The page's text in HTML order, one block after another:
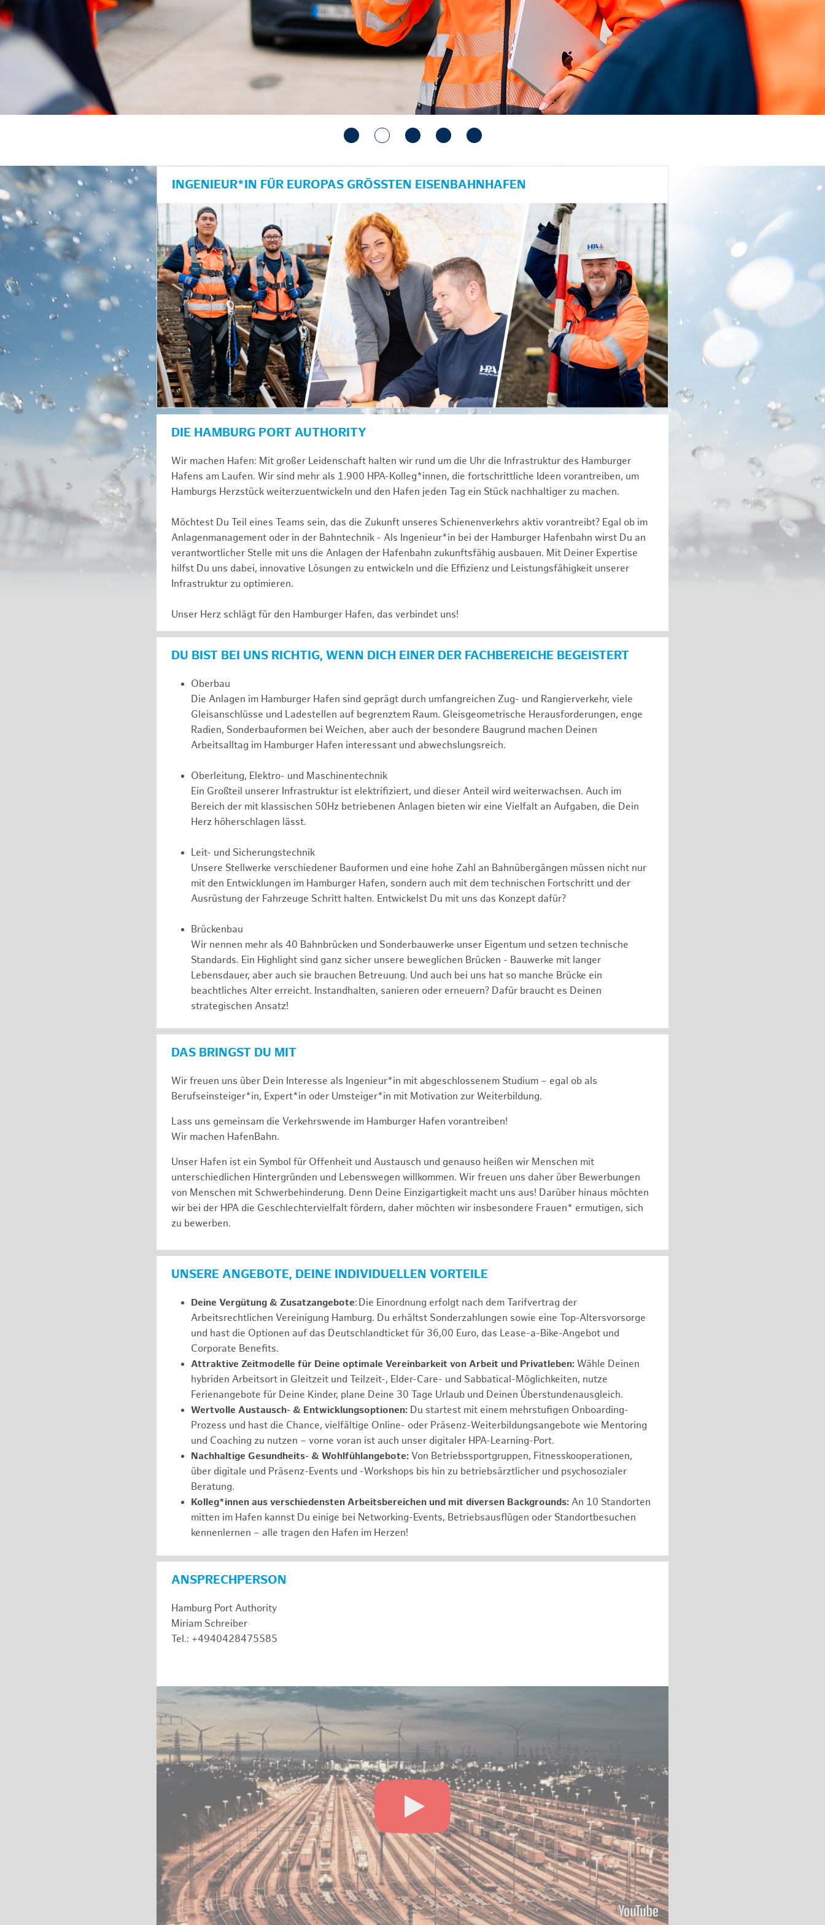
anzeigen/schließen
INGENIEUR*IN FÜR EUROPAS GRÖSSTEN EISENBAHNHAFEN
DIE HAMBURG PORT AUTHORITY
Wir machen Hafen: Mit großer Leidenschaft halten wir rund um die Uhr die Infrastruktur des Hamburger
Hafens am Laufen. Wir sind mehr als 1.900 HPA-Kolleg*innen, die fortschrittliche Ideen vorantreiben, um
Hamburgs Herzstück weiterzuentwickeln und den Hafen jeden Tag ein Stück nachhaltiger zu machen.
Möchtest Du Teil eines Teams sein, das die Zukunft unseres Schienenverkehrs aktiv vorantreibt? Egal ob im
Anlagenmanagement oder in der Bahntechnik - Als Ingenieur*in bei der Hamburger Hafenbahn wirst Du an
verantwortlicher Stelle mit uns die Anlagen der Hafenbahn zukunftsfähig ausbauen. Mit Deiner Expertise
hilfst Du uns dabei, innovative Lösungen zu entwickeln und die Effizienz und Leistungsfähigkeit unserer
Infrastruktur zu optimieren.
Unser Herz schlägt für den Hamburger Hafen, das verbindet uns!
DU BIST BEI UNS RICHTIG, WENN DICH EINER DER FACHBEREICHE BEGEISTERT
Oberbau
Die Anlagen im Hamburger Hafen sind geprägt durch umfangreichen Zug- und Rangierverkehr, viele
Gleisanschlüsse und Ladestellen auf begrenztem Raum. Gleisgeometrische Herausforderungen, enge
Radien, Sonderbauformen bei Weichen, aber auch der besondere Baugrund machen Deinen
Arbeitsalltag im Hamburger Hafen interessant und abwechslungsreich.
Oberleitung, Elektro- und Maschinentechnik
Ein Großteil unserer Infrastruktur ist elektrifiziert, und dieser Anteil wird weiterwachsen. Auch im
Bereich der mit klassischen 50Hz betriebenen Anlagen bieten wir eine Vielfalt an Aufgaben, die Dein
Herz höherschlagen lässt.
Leit- und Sicherungstechnik
Unsere Stellwerke verschiedener Bauformen und eine hohe Zahl an Bahnübergängen müssen nicht nur
mit den Entwicklungen im Hamburger Hafen, sondern auch mit dem technischen Fortschritt und der
Ausrüstung der Fahrzeuge Schritt halten. Entwickelst Du mit uns das Konzept dafür?
Brückenbau
Wir nennen mehr als 40 Bahnbrücken und Sonderbauwerke unser Eigentum und setzen technische
Standards. Ein Highlight sind ganz sicher unsere beweglichen Brücken - Bauwerke mit langer
Lebensdauer, aber auch sie brauchen Betreuung. Und auch bei uns hat so manche Brücke ein
beachtliches Alter erreicht. Instandhalten, sanieren oder erneuern? Dafür braucht es Deinen
strategischen Ansatz!
DAS BRINGST DU MIT
Wir freuen uns über Dein Interesse als Ingenieur*in mit abgeschlossenem Studium – egal ob als
Berufseinsteiger*in, Expert*in oder Umsteiger*in mit Motivation zur Weiterbildung.
Lass uns gemeinsam die Verkehrswende im Hamburger Hafen vorantreiben!
Wir machen HafenBahn.
Unser Hafen ist ein Symbol für Offenheit und Austausch und genauso heißen wir Menschen mit
unterschiedlichen Hintergründen und Lebenswegen willkommen. Wir freuen uns daher über Bewerbungen
von Menschen mit Schwerbehinderung. Denn Deine Einzigartigkeit macht uns aus! Darüber hinaus möchten
wir bei der HPA die Geschlechtervielfalt fördern, daher möchten wir insbesondere Frauen* ermutigen, sich
zu bewerben.
UNSERE ANGEBOTE, DEINE INDIVIDUELLEN VORTEILE
Deine Vergütung & Zusatzangebote: Die Einordnung erfolgt nach dem Tarifvertrag der
Arbeitsrechtlichen Vereinigung Hamburg. Du erhältst Sonderzahlungen sowie eine Top-Altersvorsorge
und hast die Optionen auf das Deutschlandticket für 36,00 Euro, das Lease-a-Bike-Angebot und
Corporate Benefits.
Attraktive Zeitmodelle für Deine optimale Vereinbarkeit von Arbeit und Privatleben: Wähle Deinen
hybriden Arbeitsort in Gleitzeit und Teilzeit-, Elder-Care- und Sabbatical-Möglichkeiten, nutze
Ferienangebote für Deine Kinder, plane Deine 30 Tage Urlaub und Deinen Überstundenausgleich.
Wertvolle Austausch- & Entwicklungsoptionen: Du startest mit einem mehrstufigen Onboarding-
Prozess und hast die Chance, vielfältige Online- oder Präsenz-Weiterbildungsangebote wie Mentoring
und Coaching zu nutzen – vorne voran ist auch unser digitaler HPA-Learning-Port.
Nachhaltige Gesundheits- & Wohlfühlangebote: Von Betriebssportgruppen, Fitnesskooperationen,
über digitale und Präsenz-Events und -Workshops bis hin zu betriebsärztlicher und psychosozialer
Beratung.
Kolleg*innen aus verschiedensten Arbeitsbereichen und mit diversen Backgrounds: An 10 Standorten
mitten im Hafen kannst Du einige bei Networking-Events, Betriebsausflügen oder Standortbesuchen
kennenlernen – alle tragen den Hafen im Herzen!
ANSPRECHPERSON
Hamburg Port Authority
Miriam Schreiber
Tel.: +4940428475585